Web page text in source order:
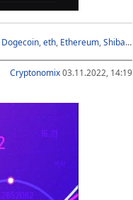
Dogecoin,eth, Ethereum,Shiba Inu
Cryptonomix03.11.2022, 14:19